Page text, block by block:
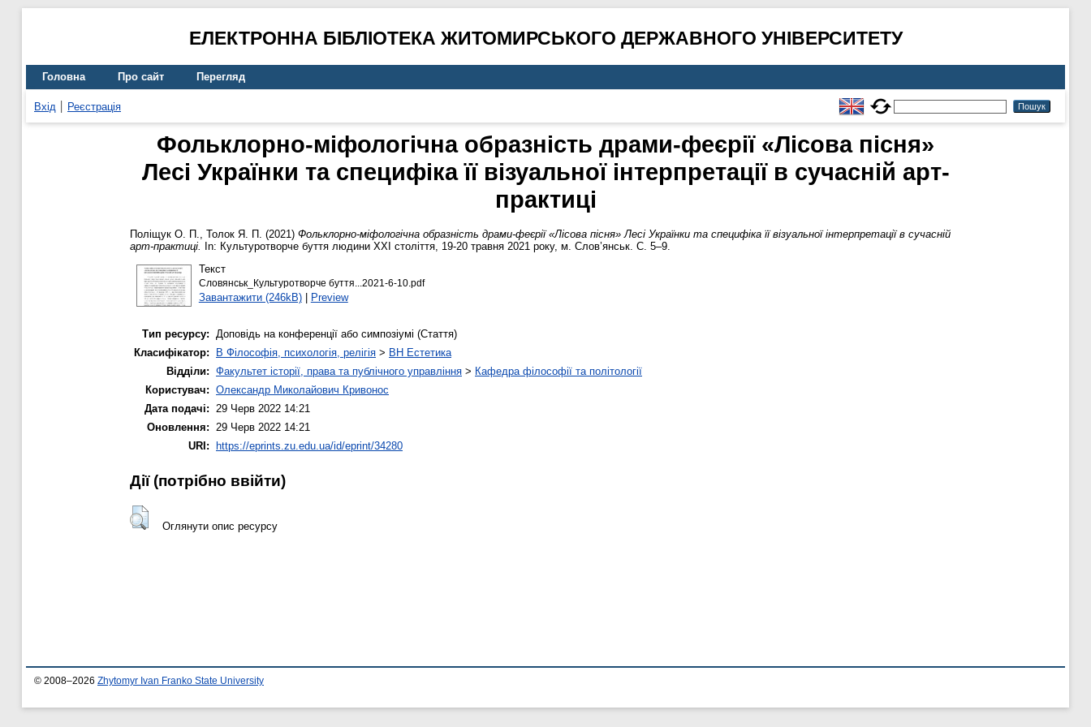
ЕЛЕКТРОННА БІБЛІОТЕКА ЖИТОМИРСЬКОГО ДЕРЖАВНОГО УНІВЕРСИТЕТУ
Головна Про сайт Перегляд
Вхід Реєстрація
Фольклорно-міфологічна образність драми-феєрії «Лісова пісня»
Лесі Українки та специфіка її візуальної інтерпретації в сучасній арт-
практиці
Поліщук О. П., Толок Я. П. (2021) Фольклорно-міфологічна образність драми-феєрії «Лісова пісня» Лесі Українки та специфіка її візуальної інтерпретації в сучасній
арт-практиці.
In: Культуротворче буття людини XXI століття, 19-20 травня 2021 року, м. Слов’янськ. С. 5–9.
Текст
Словянськ_Культуротворче буття...2021-6-10.pdf
Завантажити (246kB)| Preview
Тип ресурсу: Доповідь на конференції або симпозіумі (Стаття)
Класифікатор:
B Філософія, психологія, релігія > BH Естетика
Відділи: Факультет історії, права та публічного управління > Кафедра філософії та політології
Користувач: Олександр Миколайович Кривонос
Дата подачі: 29 Черв 2022 14:21
Оновлення: 29 Черв 2022 14:21
URI:
https://eprints.zu.edu.ua/id/eprint/34280
Дії ​​(потрібно ввійти)
Оглянути опис ресурсу
© 2008–2026 Zhytomyr Ivan Franko State University